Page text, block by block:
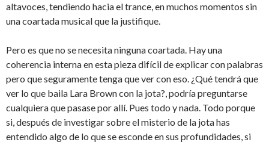
altavoces, tendiendo hacia el trance, en muchos momentos sin
una coartada musical que la justifique.
Pero es que no se necesita ninguna coartada. Hay una
coherencia interna en esta pieza difícil de explicar con palabras
pero que seguramente tenga que ver con eso. ¿Qué tendrá que
ver lo que baila Lara Brown con la jota?, podría preguntarse
cualquiera que pasase por allí. Pues todo y nada. Todo porque
si, después de investigar sobre el misterio de la jota has
entendido algo de lo que se esconde en sus profundidades, si